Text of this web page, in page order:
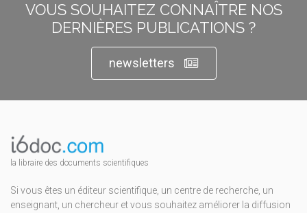
VOUS SOUHAITEZ CONNAÎTRE NOS
DERNIÈRES PUBLICATIONS ?
newsletters
la libraire des documents scientifiques
Si vous êtes un éditeur scientifique, un centre de recherche, un
enseignant, un chercheur et vous souhaitez améliorer la diffusion